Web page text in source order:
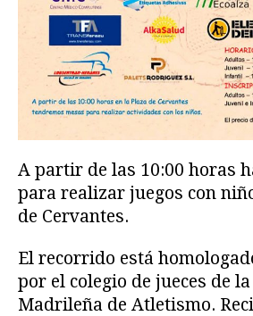
A partir de las 10:00 horas
para realizar juegos con
de Cervantes.
El recorrido está
por el colegio de jueces de
Madrileña de Atletismo.